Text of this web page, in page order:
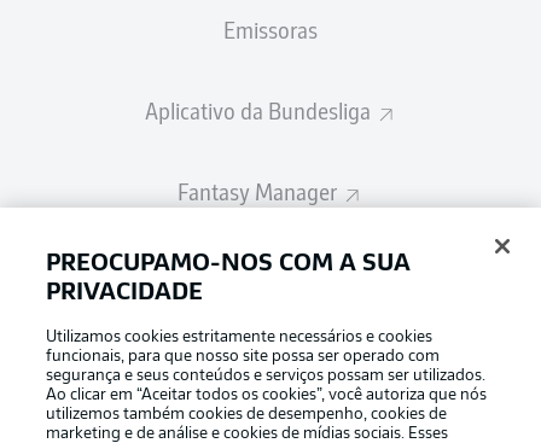
Emissoras
Aplicativo da Bundesliga
Fantasy Manager
BUNDESLIGA-GROUP
Escolha seu idioma
Português Modo de visualização
PREOCUPAMO-NOS COM A SUA
PRIVACIDADE
Utilizamos cookies estritamente necessários e cookies
funcionais, para que nosso site possa ser operado com
segurança e seus conteúdos e serviços possam ser utilizados.
Ao clicar em “Aceitar todos os cookies”, você autoriza que nós
utilizemos também cookies de desempenho, cookies de
marketing e de análise e cookies de mídias sociais. Esses